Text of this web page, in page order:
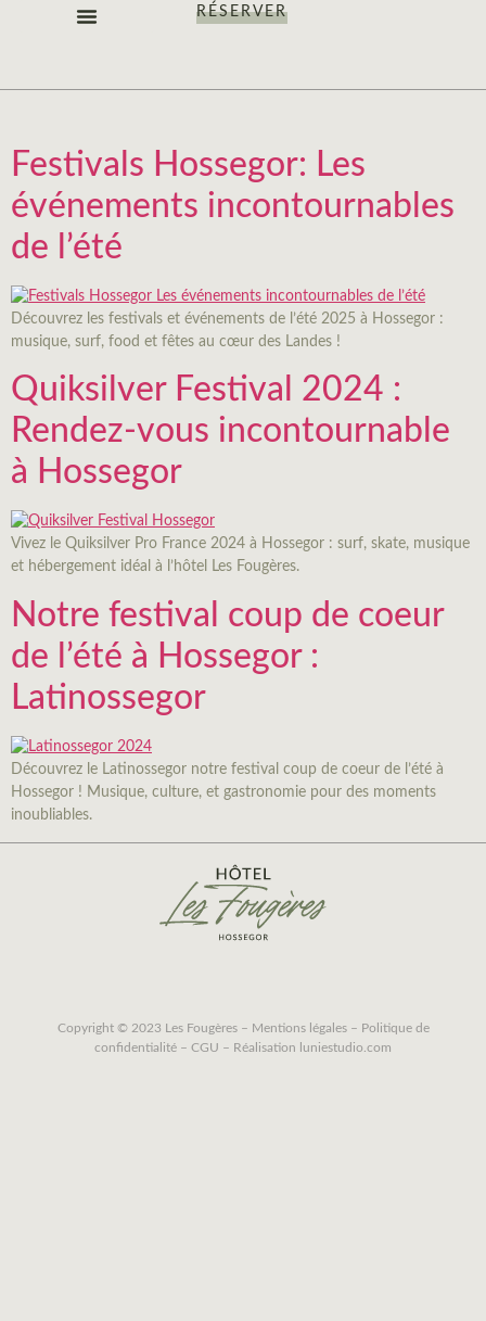
RÉSERVER
Festivals Hossegor: Les
événements incontournables
de l’été
Découvrez les festivals et événements de l’été 2025 à Hossegor :
musique, surf, food et fêtes au cœur des Landes !
Quiksilver Festival 2024 :
Rendez-vous incontournable
à Hossegor
Vivez le Quiksilver Pro France 2024 à Hossegor : surf, skate, musique
et hébergement idéal à l’hôtel Les Fougères.
Notre festival coup de coeur
de l’été à Hossegor :
Latinossegor
Découvrez le Latinossegor notre festival coup de coeur de l’été à
Hossegor ! Musique, culture, et gastronomie pour des moments
inoubliables.
Copyright © 2023 Les Fougères – Mentions légales– Politique de
confidentialité – CGU – Réalisation luniestudio.com